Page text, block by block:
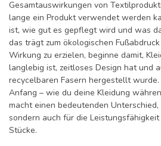
Gesamtauswirkungen von
lange ein Produkt verwendet werden
ist, wie gut es gepflegt wird und was
das trägt zum ökologischen
Wirkung zu erzielen, beginne damit,
langlebig ist, zeitloses Design hat und
recycelbaren Fasern hergestellt
Anfang – wie du deine Kleidung
macht einen bedeutenden
sondern auch für die
Stücke.